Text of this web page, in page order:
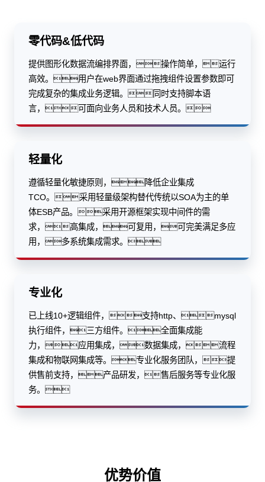
零代码&低代码
提供图形化数据流编排界面，操作简单，运行
高效。用户在web界面通过拖拽组件设置参数即可
完成复杂的集成业务逻辑。同时支持脚本语
言，可面向业务人员和技术人员。
轻量化
遵循轻量化敏捷原则，降低企业集成
TCO。采用轻量级架构替代传统以SOA为主的单
体ESB产品。采用开源框架实现中间件的需
求，高集成，可复用，可完美满足多应
用，多系统集成需求。
专业化
已上线10+逻辑组件，支持http、mysql
执行组件，三方组件。全面集成能
力，应用集成，数据集成，流程
集成和物联网集成等。专业化服务团队，提
供售前支持，产品研发，售后服务等专业化服
务。
优势价值